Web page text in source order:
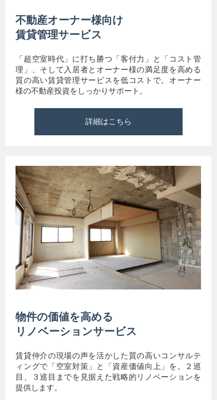
不動産オーナー様向け
賃貸管理サービス
「超空室時代」に打ち勝つ「客付力」と「コスト管
理」、そして入居者とオーナー様の満足度を高める
質の高い賃貸管理サービスを低コストで。オーナー
様の不動産投資をしっかりサポート。
詳細はこちら
物件の価値を高める
リノベーションサービス
賃貸仲介の現場の声を活かした質の高いコンサルテ
ィングで「空室対策」と「資産価値向上」を。２巡
目、３巡目までを見据えた戦略的リノベーションを
提供します。